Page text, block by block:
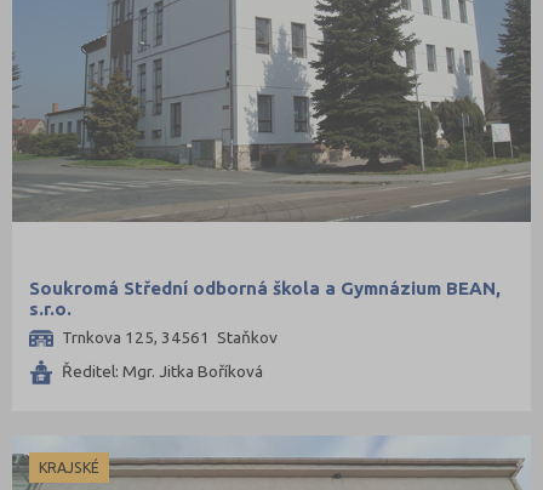
Soukromá Střední odborná škola a Gymnázium BEAN,
s.r.o.
Trnkova 125, 34561 Staňkov
Ředitel: Mgr. Jitka Boříková
KRAJSKÉ